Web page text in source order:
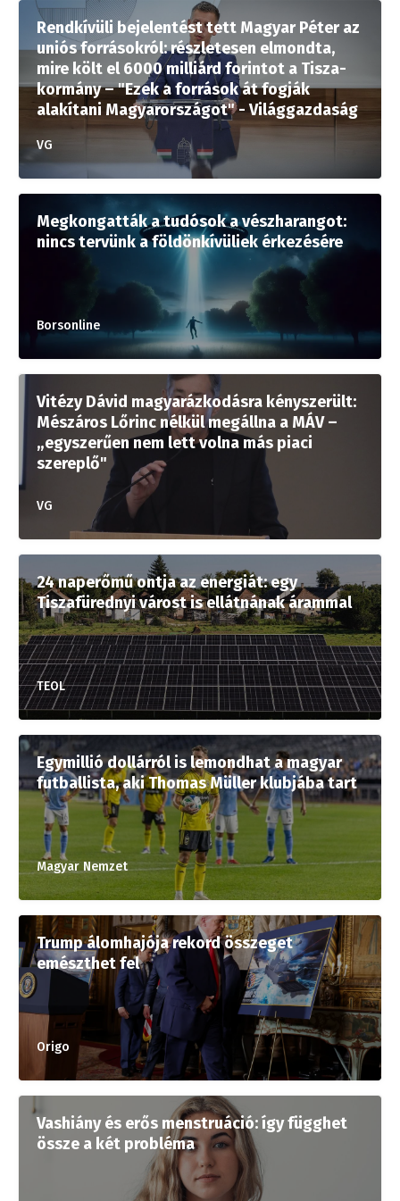
Rendkívüli bejelentést tett Magyar Péter az
uniós forrásokról: részletesen elmondta,
mire költ el 6000 milliárd forintot a Tisza-
kormány – "Ezek a források át fogják
alakítani Magyarországot" - Világgazdaság
VG
Megkongatták a tudósok a vészharangot:
nincs tervünk a földönkívüliek érkezésére
Borsonline
Vitézy Dávid magyarázkodásra kényszerült:
Mészáros Lőrinc nélkül megállna a MÁV –
„egyszerűen nem lett volna más piaci
szereplő"
VG
24 naperőmű ontja az energiát: egy
Tiszafürednyi várost is ellátnának árammal
TEOL
Egymillió dollárról is lemondhat a magyar
futballista, aki Thomas Müller klubjába tart
Magyar Nemzet
Trump álomhajója rekord összeget
emészthet fel
Origo
Vashiány és erős menstruáció: így függhet
össze a két probléma